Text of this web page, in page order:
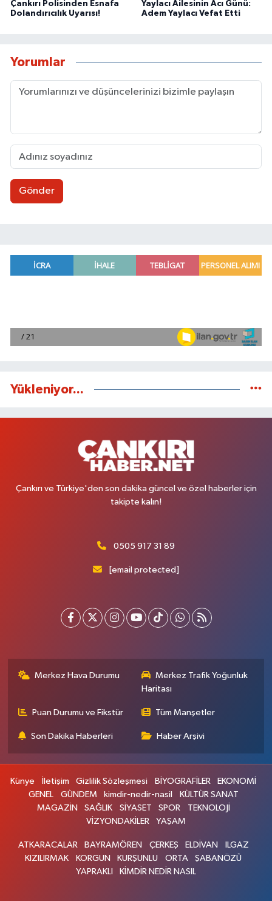
Çankırı Polisinden Esnafa
Dolandırıcılık Uyarısı!
Yaylacı Ailesinin Acı Günü:
Adem Yaylacı Vefat Etti
Yorumlar
Gönder
Yükleniyor...
Çankırı ve Türkiye'den son dakika güncel ve özel haberler için
takipte kalın!
0505 917 31 89
[email protected]
Merkez Hava Durumu
Merkez Trafik Yoğunluk
Haritası
Puan Durumu ve Fikstür Tüm Manşetler
Son Dakika Haberleri Haber Arşivi
Künye İletişim Gizlilik Sözleşmesi BİYOGRAFİLER
EKONOMİ
GENEL
GÜNDEM kimdir-nedir-nasil
KÜLTÜR SANAT
MAGAZİN
SAĞLIK SİYASET SPOR
TEKNOLOJİ
VİZYONDAKİLER
YAŞAM
ATKARACALAR BAYRAMÖREN ÇERKEŞ ELDİVAN
ILGAZ
KIZILIRMAK
KORGUN KURŞUNLU ORTA
ŞABANÖZÜ
YAPRAKLI
KİMDİR NEDİR NASIL